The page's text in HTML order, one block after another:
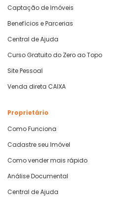
Captação de Imóveis
Benefícios e Parcerias
Central de Ajuda
Curso Gratuito do Zero ao Topo
Site Pessoal
Venda direta CAIXA
Proprietário
Como Funciona
Cadastre seu Imóvel
Como vender mais rápido
Análise Documental
Central de Ajuda